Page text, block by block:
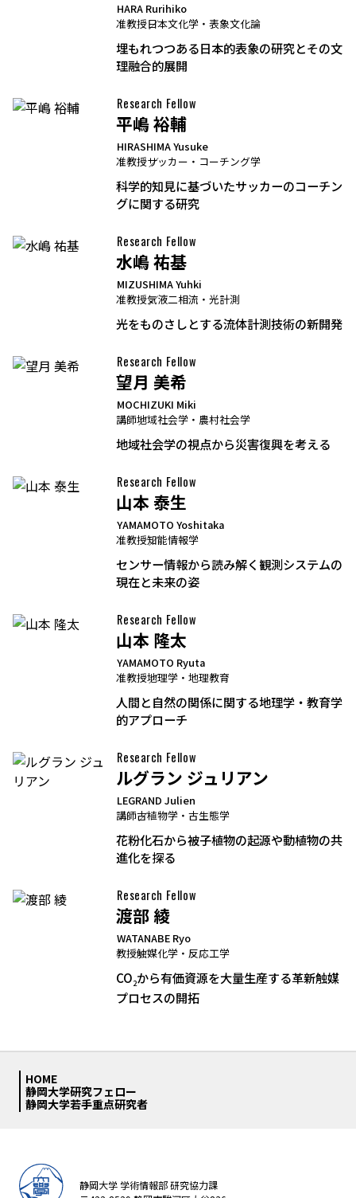
HARA Rurihiko
准教授日本文化学・表象文化論
埋もれつつある日本的表象の研究とその文
理融合的展開
Research Fellow
平嶋 裕輔
HIRASHIMA Yusuke
准教授サッカー・コーチング学
科学的知見に基づいたサッカーのコーチン
グに関する研究
Research Fellow
水嶋 祐基
MIZUSHIMA Yuhki
准教授気液二相流・光計測
光をものさしとする流体計測技術の新開発
Research Fellow
望月 美希
MOCHIZUKI Miki
講師地域社会学・農村社会学
地域社会学の視点から災害復興を考える
Research Fellow
山本 泰生
YAMAMOTO Yoshitaka
准教授知能情報学
センサー情報から読み解く観測システムの
現在と未来の姿
Research Fellow
山本 隆太
YAMAMOTO Ryuta
准教授地理学・地理教育
人間と自然の関係に関する地理学・教育学
的アプローチ
Research Fellow
ルグラン ジュリアン
LEGRAND Julien
講師古植物学・古生態学
花粉化石から被子植物の起源や動植物の共
進化を探る
Research Fellow
渡部 綾
WATANABE Ryo
教授触媒化学・反応工学
CO2から有価資源を大量生産する革新触媒
プロセスの開拓
HOME
静岡大学研究フェロー
静岡大学若手重点研究者
静岡大学 学術情報部 研究協力課